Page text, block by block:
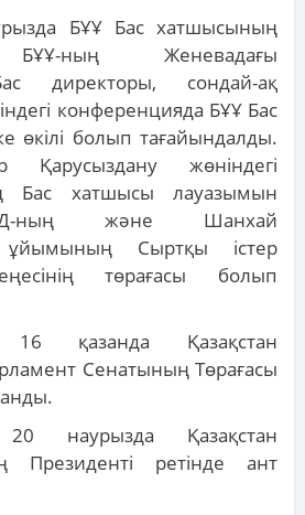
БҰҰ Бас хатшысының
БҰҰ-ның Женевадағы
директоры, сондай-ақ
конференцияда БҰҰ Бас
өкілі болып тағайындалды.
Қарусыздану жөніндегі
Бас хатшысы лауазымын
ның және Шанхай
ұйымының Сыртқы істер
төрағасы болып
қазанда Қазақстан
Сенатының Төрағасы
наурызда Қазақстан
Президенті ретінде ант